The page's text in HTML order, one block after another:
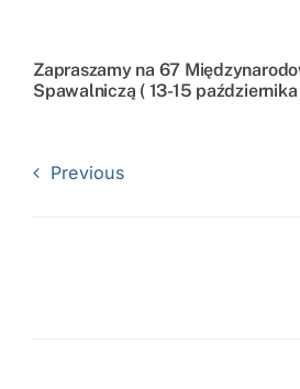
Zapraszamy na 67
Spawalniczą ( 13-15
Previous